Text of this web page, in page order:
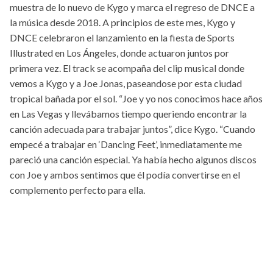
muestra de lo nuevo de Kygo y marca el regreso de DNCE a
la música desde 2018. A principios de este mes, Kygo y
DNCE celebraron el lanzamiento en la fiesta de Sports
Illustrated en Los Ángeles, donde actuaron juntos por
primera vez. El track se acompaña del clip musical donde
vemos a Kygo y a Joe Jonas, paseandose por esta ciudad
tropical bañada por el sol. “Joe y yo nos conocimos hace años
en Las Vegas y llevábamos tiempo queriendo encontrar la
canción adecuada para trabajar juntos”, dice Kygo. “Cuando
empecé a trabajar en ‘Dancing Feet’, inmediatamente me
pareció una canción especial. Ya había hecho algunos discos
con Joe y ambos sentimos que él podía convertirse en el
complemento perfecto para ella.